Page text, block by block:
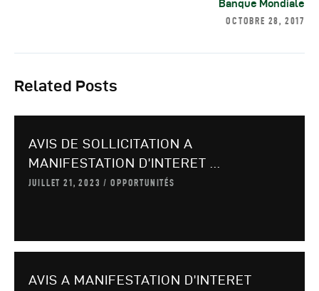
Banque Mondiale
OCTOBRE 28, 2017
Related Posts
AVIS DE SOLLICITATION A
MANIFESTATION D’INTERET ...
JUILLET 21, 2023 OPPORTUNITÉS
AVIS A MANIFESTATION D’INTERET